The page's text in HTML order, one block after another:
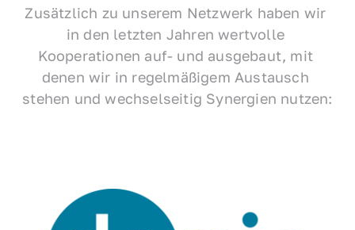
Zusätzlich zu unserem Netzwerk haben wir
in den letzten Jahren wertvolle
Kooperationen auf- und ausgebaut, mit
denen wir in regelmäßigem Austausch
stehen und wechselseitig Synergien nutzen: